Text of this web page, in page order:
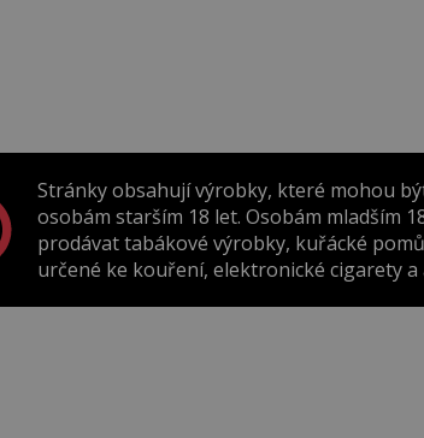
Stránky obsahují výrobky, které mohou
osobám starším 18 let. Osobám mladším
prodávat tabákové výrobky, kuřácké
určené ke kouření, elektronické cigarety